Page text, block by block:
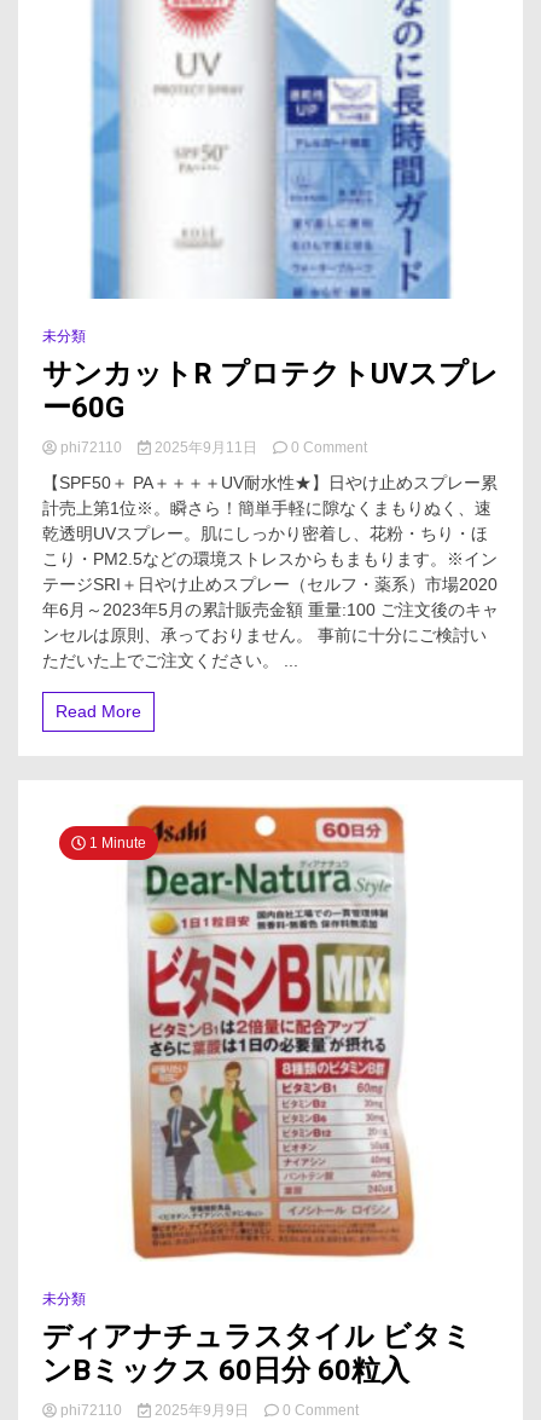
未分類
サンカットR プロテクトUVスプレ
ー60G
phi72110 2025年9月11日 0 Commenton
ン
カ
ッ
ト
R
ロ
テ
60G
【SPF50＋ PA＋＋＋＋UV耐水性★】日やけ止めスプレー累
計売上第1位※。瞬さら！簡単手軽に隙なくまもりぬく、速
乾透明UVスプレー。肌にしっかり密着し、花粉・ちり・ほ
こり・PM2.5などの環境ストレスからもまもります。※イン
テージSRI＋日やけ止めスプレー（セルフ・薬系）市場2020
年6月～2023年5月の累計販売金額 重量:100 ご注文後のキャ
ンセルは原則、承っておりません。 事前に十分にご検討い
Read More
1 Minute
未分類
ディアナチュラスタイル ビタミ
ンBミックス 60日分 60粒入
phi72110 2025年9月9日 0 Commenton